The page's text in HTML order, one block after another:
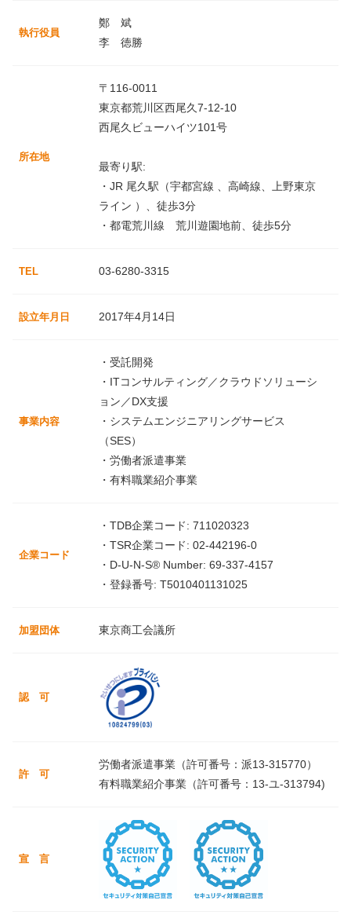
執行役員
鄭 斌
李 徳勝
所在地
〒116-0011
東京都荒川区西尾久7-12-10
西尾久ビューハイツ101号
最寄り駅:
・JR 尾久駅（宇都宮線 、高崎線、上野東京
ライン ）、徒歩3分
・都電荒川線 荒川遊園地前、徒歩5分
TEL 03-6280-3315
設立年月日 2017年4月14日
事業内容
・受託開発
・ITコンサルティング／クラウドソリューシ
ョン／DX支援
・システムエンジニアリングサービス
（SES）
・労働者派遣事業
・有料職業紹介事業
企業コード
・TDB企業コード: 711020323
・TSR企業コード: 02-442196-0
・D-U-N-S® Number: 69-337-4157
・登録番号: T5010401131025
加盟団体 東京商工会議所
認 可
許 可
労働者派遣事業（許可番号：派13-315770）
有料職業紹介事業（許可番号：13-ユ-313794)
宣 言